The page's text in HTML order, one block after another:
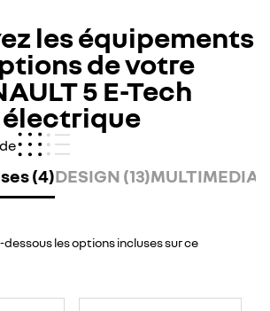
les équipements
de votre
5 E-Tech
électrique
(4)DESIGN (13)MULTIMEDIA
les options incluses sur ce